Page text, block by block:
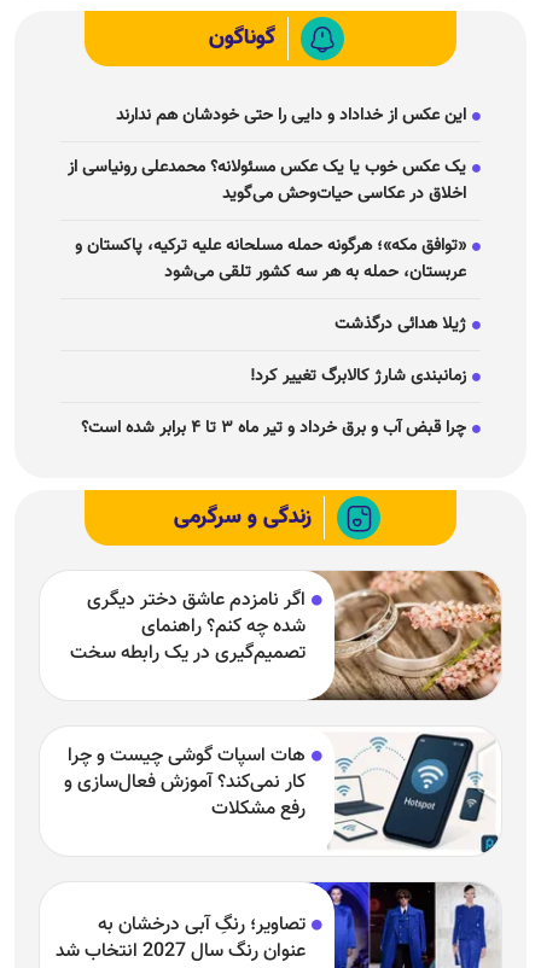
گوناگون
این عکس از خداداد و دایی را حتی خودشان هم ندارند
یک عکس خوب یا یک عکس مسئولانه؟ محمدعلی رونیاسی از
اخلاق در عکاسی حیات‌وحش می‌گوید
«توافق مکه»؛ هرگونه حمله مسلحانه علیه ترکیه، پاکستان و
عربستان، حمله به هر سه کشور تلقی می‌شود
ژیلا هدائی درگذشت
زمانبندی شارژ کالابرگ تغییر کرد!
چرا قبض آب و برق خرداد و تیر ماه ۳ تا ۴ برابر شده است؟
زندگی و سرگرمی
اگر نامزدم عاشق دختر دیگری
شده چه کنم؟ راهنمای
تصمیم‌گیری در یک رابطه سخت
هات اسپات گوشی چیست و چرا
کار نمی‌کند؟ آموزش فعال‌سازی و
رفع مشکلات
تصاویر؛ رنگِ آبی درخشان به
عنوان رنگ سال 2027 انتخاب شد